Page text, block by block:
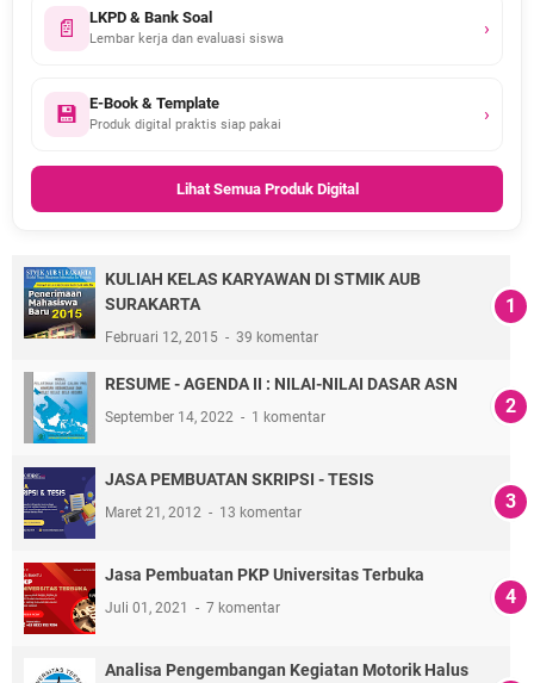
📄 LKPD & Bank Soal
Lembar kerja dan evaluasi siswa ›
💾 E-Book & Template
Produk digital praktis siap pakai ›
Lihat Semua Produk Digital
KULIAH KELAS KARYAWAN DI STMIK AUB
SURAKARTA
Februari 12, 2015 39 komentar
RESUME - AGENDA II : NILAI-NILAI DASAR ASN
September 14, 2022 1 komentar
JASA PEMBUATAN SKRIPSI - TESIS
Maret 21, 2012 13 komentar
Jasa Pembuatan PKP Universitas Terbuka
Juli 01, 2021 7 komentar
Analisa Pengembangan Kegiatan Motorik Halus